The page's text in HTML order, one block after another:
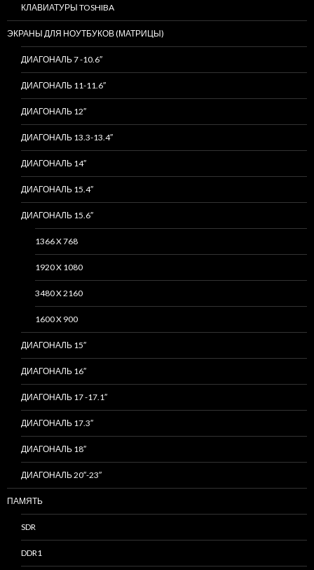
КЛАВИАТУРЫ TOSHIBA
ЭКРАНЫ ДЛЯ НОУТБУКОВ (МАТРИЦЫ)
ДИАГОНАЛЬ 7 -10.6″
ДИАГОНАЛЬ 11-11.6″
ДИАГОНАЛЬ 12″
ДИАГОНАЛЬ 13.3-13.4″
ДИАГОНАЛЬ 14″
ДИАГОНАЛЬ 15.4″
ДИАГОНАЛЬ 15.6″
1366 X 768
1920 X 1080
3480 X 2160
1600 X 900
ДИАГОНАЛЬ 15″
ДИАГОНАЛЬ 16″
ДИАГОНАЛЬ 17 -17.1″
ДИАГОНАЛЬ 17.3″
ДИАГОНАЛЬ 18″
ДИАГОНАЛЬ 20″-23″
ПАМЯТЬ
SDR
DDR1